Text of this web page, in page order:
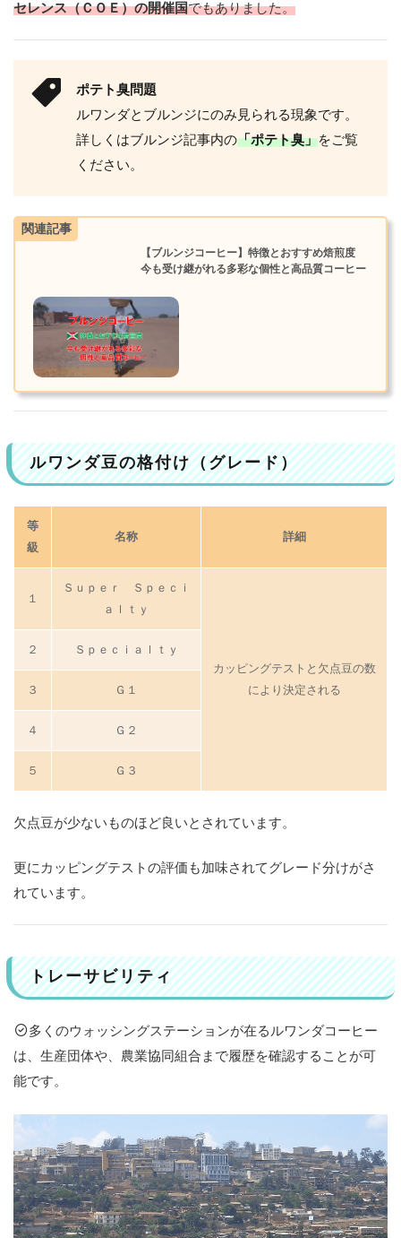
部
産
国
と
め
セレンス（ＣＯＥ）の開催国でもありました。
ポテト臭問題
ルワンダとブルンジにのみ見られる現象です。
詳しくはブルンジ記事内の「ポテト臭」をご覧
ください。
関連記事
【ブルンジコーヒー】特徴とおすすめ焙煎度
今も受け継がれる多彩な個性と高品質コーヒー
ルワンダ豆の格付け（グレード）
等
級
名称 詳細
１
Ｓｕｐｅｒ Ｓｐｅｃｉ
ａｌｔｙ
カッピングテストと欠点豆の数
により決定される
２ Ｓｐｅｃｉａｌｔｙ
３ Ｇ１
４ Ｇ２
５ Ｇ３
欠点豆が少ないものほど良いとされています。
更にカッピングテストの評価も加味されてグレード分けがさ
れています。
トレーサビリティ
多くのウォッシングステーションが在るルワンダコーヒー
は、生産団体や、農業協同組合まで履歴を確認することが可
能です。